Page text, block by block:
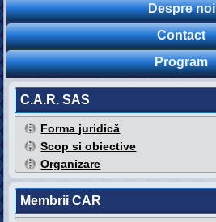
Despre noi
Contact
Program
C.A.R. SAS
Forma juridică
Scop si obiective
Organizare
Membrii CAR